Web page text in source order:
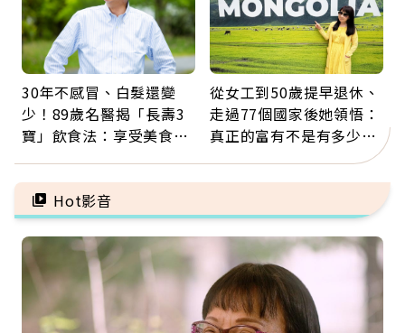
30年不感冒、白髮還變
少！89歲名醫揭「長壽3
寶」飲食法：享受美食不
從女工到50歲提早退休、
走過77個國家後她領悟：
真正的富有不是有多少
錢，而是擁有選擇人生的
自由
Hot影音